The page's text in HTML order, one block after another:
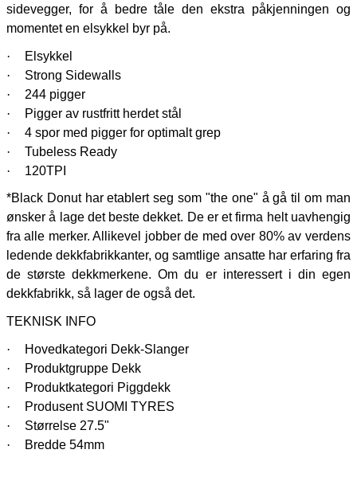
sidevegger, for å bedre tåle den ekstra påkjenningen og
momentet en elsykkel byr på.
·
Elsykkel
·
Strong Sidewalls
·
244 pigger
·
Pigger av rustfritt herdet stål
·
4 spor med pigger for optimalt grep
·
Tubeless Ready
·
120TPI
*Black Donut har etablert seg som "the one" å gå til om man
ønsker å lage det beste dekket. De er et firma helt uavhengig
fra alle merker. Allikevel jobber de med over 80% av verdens
ledende dekkfabrikkanter, og samtlige ansatte har erfaring fra
de største dekkmerkene. Om du er interessert i din egen
dekkfabrikk, så lager de også det.
TEKNISK INFO
·
Hovedkategori Dekk-Slanger
·
Produktgruppe Dekk
·
Produktkategori Piggdekk
·
Produsent SUOMI TYRES
·
Størrelse 27.5"
·
Bredde 54mm